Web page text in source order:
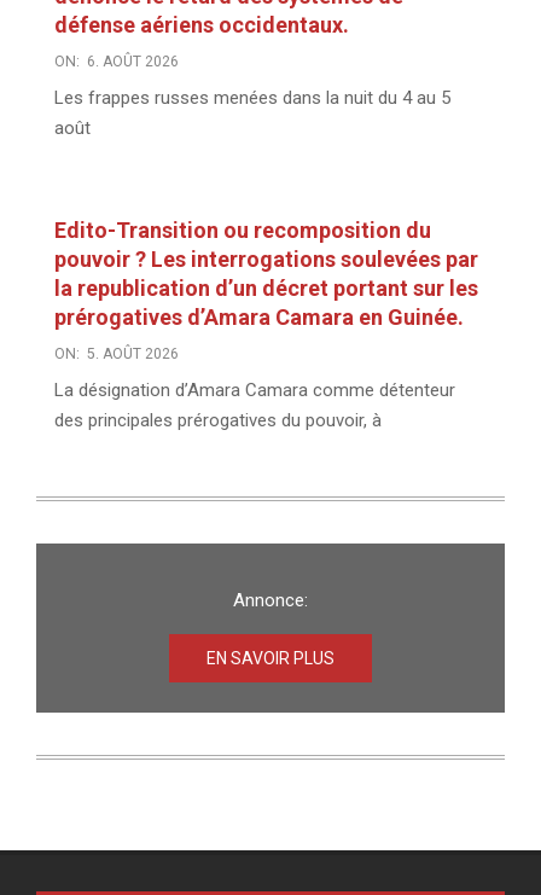
défense aériens occidentaux.
ON: 6. AOÛT 2026
Les frappes russes menées dans la nuit du 4 au 5
août
Edito-Transition ou recomposition du
pouvoir ? Les interrogations soulevées par
la republication d’un décret portant sur les
prérogatives d’Amara Camara en Guinée.
ON: 5. AOÛT 2026
La désignation d’Amara Camara comme détenteur
des principales prérogatives du pouvoir, à
Annonce:
EN SAVOIR PLUS